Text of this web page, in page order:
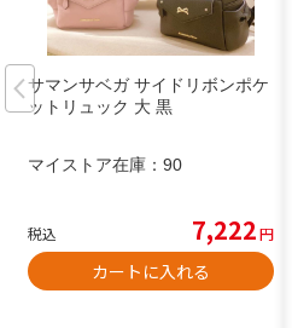
サマンサベガ サイドリボンポケ
ットリュック 大 黒
マイストア在庫： 90
税込 7,222円
カートに入れる